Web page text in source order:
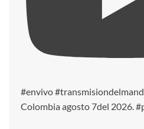
#envivo
Colombia agosto 7del 2026.